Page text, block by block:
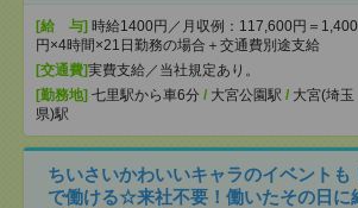
[給 与] 時給1400円／月収例：117,600円＝1,400
円×4時間×21日勤務の場合＋交通費別途支給
[交通費]実費支給／当社規定あり。
[勤務地] 七里駅から車6分 / 大宮公園駅 / 大宮(埼玉
県)駅
ちいさいかわいいキャラのイベントも
で働ける☆来社不要！働いたその日に